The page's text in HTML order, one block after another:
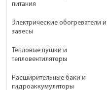
питания
Электрические обогреватели и
завесы
Тепловые пушки и
тепловентиляторы
Расширительные баки и
гидроаккумуляторы